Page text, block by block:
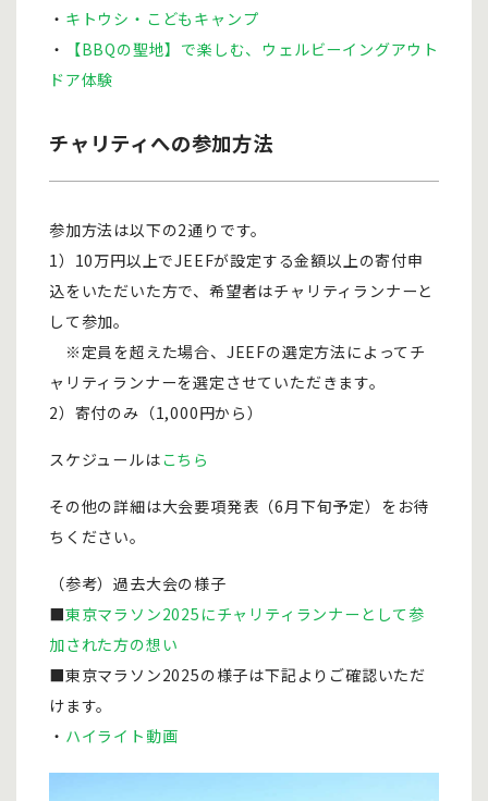
・ キトウシ・こどもキャンプ
・
【BBQの聖地】で楽しむ、ウェルビーイングアウト
ドア体験
チャリティへの参加方法
参加方法は以下の2通りです。
1）10万円以上でJEEFが設定する金額以上の寄付申
込をいただいた方で、希望者はチャリティランナーと
して参加。
※定員を超えた場合、JEEFの選定方法によってチ
ャリティランナーを選定させていただきます。
2）寄付のみ（1,000円から）
スケジュールはこちら
その他の詳細は大会要項発表（6月下旬予定）をお待
ちください。
（参考）過去大会の様子
■東京マラソン2025にチャリティランナーとして参
加された方の想い
■東京マラソン2025の様子は下記よりご確認いただ
けます。
・ ハイライト動画